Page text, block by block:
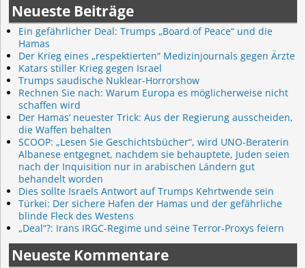
Neueste Beiträge
Ein gefährlicher Deal: Trumps „Board of Peace“ und die
Hamas
Der Krieg eines „respektierten“ Medizinjournals gegen Ärzte
Katars stiller Krieg gegen Israel
Trumps saudische Nuklear-Horrorshow
Rechnen Sie nach: Warum Europa es möglicherweise nicht
schaffen wird
Der Hamas‘ neuester Trick: Aus der Regierung ausscheiden,
die Waffen behalten
SCOOP: „Lesen Sie Geschichtsbücher“, wird UNO-Beraterin
Albanese entgegnet, nachdem sie behauptete, Juden seien
nach der Inquisition nur in arabischen Ländern gut
behandelt worden
Dies sollte Israels Antwort auf Trumps Kehrtwende sein
Türkei: Der sichere Hafen der Hamas und der gefährliche
blinde Fleck des Westens
„Deal“?: Irans IRGC-Regime und seine Terror-Proxys feiern
Neueste Kommentare